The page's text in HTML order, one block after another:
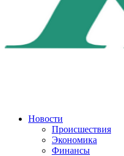
Новости
Происшествия
Экономика
Финансы